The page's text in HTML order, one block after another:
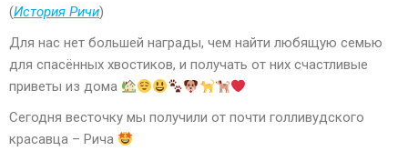
(История Ричи)
Для нас нет большей награды, чем найти любящую семью
для спасённых хвостиков, и получать от них счастливые
приветы из дома
Сегодня весточку мы получили от почти голливудского
красавца – Рича